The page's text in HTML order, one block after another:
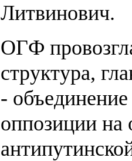
Литвинович.
ОГФ
структура,
-
оппозиции на